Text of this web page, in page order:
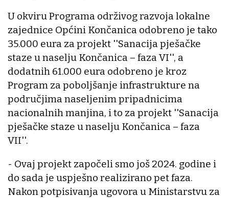
U okviru Programa održivog razvoja lokalne
zajednice Općini Končanica odobreno je tako
35.000 eura za projekt ''Sanacija pješačke
staze u naselju Končanica – faza VI'', a
dodatnih 61.000 eura odobreno je kroz
Program za poboljšanje infrastrukture na
područjima naseljenim pripadnicima
nacionalnih manjina, i to za projekt ''Sanacija
pješačke staze u naselju Končanica – faza
VII''.
- Ovaj projekt započeli smo još 2024. godine i
do sada je uspješno realizirano pet faza.
Nakon potpisivanja ugovora u Ministarstvu za